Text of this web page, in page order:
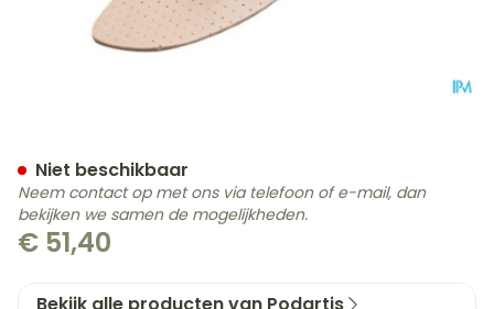
€ 51,40
Niet beschikbaar
Neem contact op met ons via telefoon of e-mail, dan
bekijken we samen de mogelijkheden.